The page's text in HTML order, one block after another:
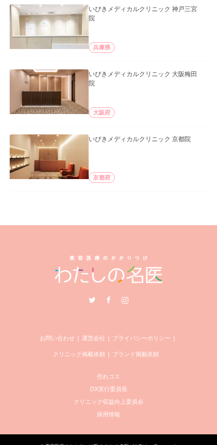
いびきメディカルクリニック 神戸三宮
院
兵庫県
いびきメディカルクリニック 大阪梅田
院
大阪府
いびきメディカルクリニック 京都院
京都府
Instagram
お問い合わせ 運営会社 プライバシーポリシー
クリニック掲載依頼 ブランド掲載依頼
売れコス
DX実行委員長
クリニック収益向上委員会
採用情報